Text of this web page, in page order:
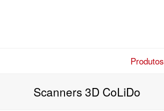
Produtos
Scanners 3D CoLiDo